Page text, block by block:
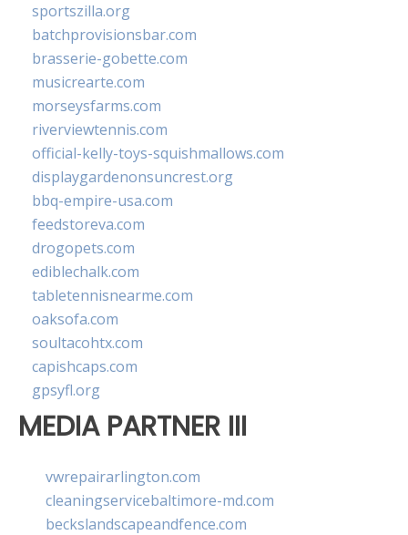
sportszilla.org
batchprovisionsbar.com
brasserie-gobette.com
musicrearte.com
morseysfarms.com
riverviewtennis.com
official-kelly-toys-squishmallows.com
displaygardenonsuncrest.org
bbq-empire-usa.com
feedstoreva.com
drogopets.com
ediblechalk.com
tabletennisnearme.com
oaksofa.com
soultacohtx.com
capishcaps.com
gpsyfl.org
MEDIA PARTNER III
vwrepairarlington.com
cleaningservicebaltimore-md.com
beckslandscapeandfence.com